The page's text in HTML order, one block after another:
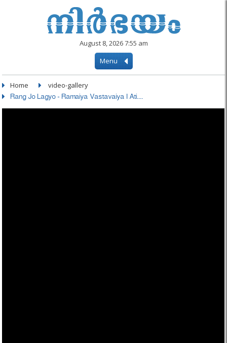
August 8, 2026 7:55 am
Menu
Home video-gallery
Rang Jo Lagyo - Ramaiya Vastavaiya I Ati....